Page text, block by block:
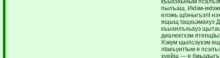
пылъащ. ИкIэм-
елэжь щIэныгъэлI
ящыщ Iэщхьэмахуэ
къыхилъхьауэ
диалектхэм
Хэкум щыпсэухэм
лIакъуитIым я
хуейщ — е